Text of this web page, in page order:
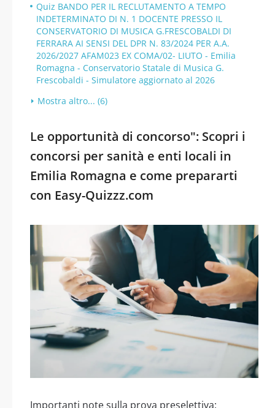
Quiz BANDO PER IL RECLUTAMENTO A TEMPO
INDETERMINATO DI N. 1 DOCENTE PRESSO IL
CONSERVATORIO DI MUSICA G.FRESCOBALDI DI
FERRARA AI SENSI DEL DPR N. 83/2024 PER A.A.
2026/2027 AFAM023 EX COMA/02- LIUTO - Emilia
Romagna - Conservatorio Statale di Musica G.
Frescobaldi - Simulatore aggiornato al 2026
Mostra altro... (6)
Le opportunità di concorso": Scopri i
concorsi per sanità e enti locali in
Emilia Romagna e come prepararti
con Easy-Quizzz.com
Importanti note sulla prova preselettiva: